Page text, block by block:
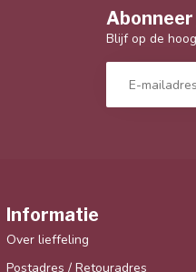
Blijf op de
Informatie
Over lieffeling
Postadres / Retouradres